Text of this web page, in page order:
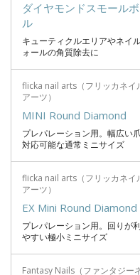
ダイヤモンドスモール
ル
キューティクルエリアやネイ
ォールの角質除去に
flicka nail arts（フリッカネイ
アーツ）
MINI Round Diamond
プレパレーション用。幅広い
対応可能な通常ミニサイズ
flicka nail arts（フリッカネイ
アーツ）
EX Mini Round Diamond
プレパレーション用。回りが
やすい極小ミニサイズ
Fantasy Nails（ファンタジー